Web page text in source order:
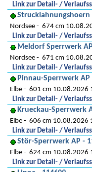
Link zur Detail- /
Strucklahnungshoern
Nordsee
674 cm
Link zur Detail- /
Meldorf Sperrwerk
Nordsee
671 cm
Link zur Detail- /
Pinnau-Sperrwerk AP
Elbe
601 cm 10.08.2026
Link zur Detail- /
Krueckau-Sperrwerk
Elbe
606 cm 10.08.2026
Link zur Detail- /
Stör-Sperrwerk AP -
Elbe
624 cm 10.08.2026
Link zur Detail- /